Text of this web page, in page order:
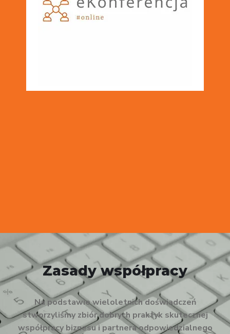
Zasady współpracy
Na podstawie wieloletnich doświadczeń
stworzyliśmy zbiór dobrych praktyk skutecznej
współpracy biznesu i partnera odpowiedzialnego